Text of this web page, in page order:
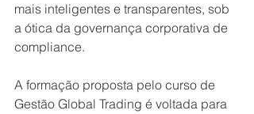
mais inteligentes e transparentes, sob
a ótica da governança corporativa de
compliance.
A formação proposta pelo curso de
Gestão Global Trading é voltada para